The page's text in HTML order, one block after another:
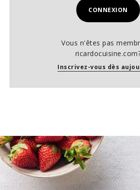
CONNEXION
Vous n'êtes pas
Inscrivez-vous dès